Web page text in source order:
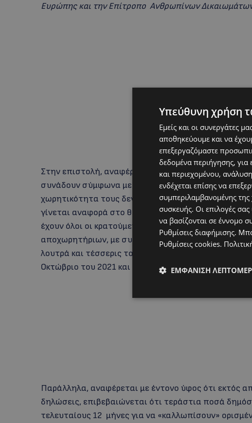
Ευρώπης και την Επίτροπο Ανθρωπίνων
Στην επιστολή, αναφέρεται επίσης ότι οι
συνάδουν σύμφωνα με τον Οικείο Νόμο περί
χωρητικότητα τους δεν αρμόζει με τους
γίνεται αναφορά στο θέμα της υγιεινής όσον
έχουν όλοι οι κρατούμενοι πρόσβαση σε
αποχωρητήριων, με συνέπεια 96 κρατούμενοι να
λουτρά και τέσσερις τουαλέτες λόγω των εργασιών
Οκτώβριο του 2021 και δεν έχουν ακόμη ολοκληρωθεί.
Παράλληλα, αναφέρεται με έντονο ύφος ότι εκτός
δηλώσεις, επιβεβαιώνεται ότι τεράστια ποσά
τελευταίους 12 μήνες για να «καλλωπίσουν»
Υπεύθυνη χρήση
Εμείς και οι συνεργάτες
αποθηκεύουμε και να
επεξεργαζόμαστε
δεδομένα περιήγησης, για
και περιεχομένου,
ενδέχεται επίσης να
συμπεριλαμβανομένης
συσκευής. Οι επιλογές
να βασίζονται σε έννομο
Ρυθμίσεις διαφήμισης.
Ρυθμίσεις cookies.
ΕΜΦΆΝΙΣΗ